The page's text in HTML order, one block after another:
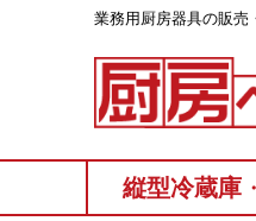
業務⽤厨房器具の販売
縦型冷蔵庫 ・